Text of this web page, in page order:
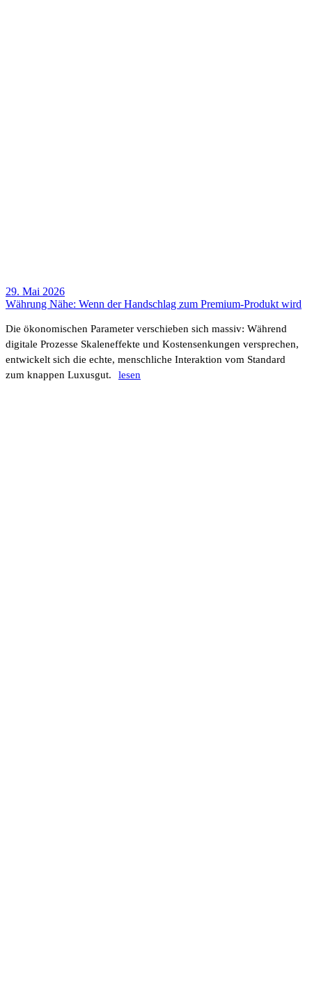
29. Mai 2026
Währung Nähe: Wenn der Hand­schlag zum Premium-Produkt wird
Die ökono­mi­schen Para­meter verschieben sich massiv: Während
digi­tale Prozesse Skalen­ef­fekte und Kosten­sen­kungen verspre­chen,
entwi­ckelt sich die echte, mensch­liche Inter­ak­tion vom Stan­dard
zum knappen Luxusgut.
lesen